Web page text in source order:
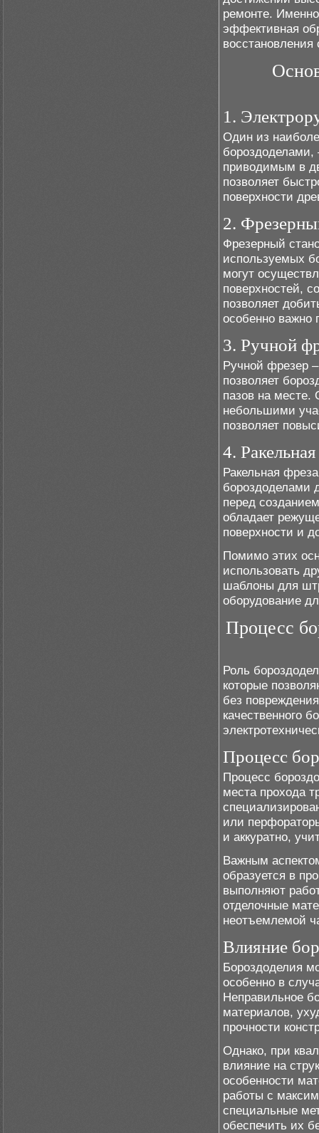
ремонте.
эффективная
1.
Один из
бороздоделами,
приводимым в
позволяет
поверхности
2.
Фрезерный
используемых
могут
поверхностей,
позволяет
особенно
3. Ручной
Ручной фрезер
позволяет
пазов на месте.
небольшими
позволяет
4.
Ракельная
бороздоделами
перед
обладает
поверхности и
Помимо этих
использовать
шаблоны для
оборудование
Процесс
Роль
которые
без
качественного
Процесс
Процесс
места прохода
или
и аккуратно,
Важным
образуется в
выполняют
отделочные
неотъемлемой
Влияние
Бороздоделия
особенно в
Неправильное
материалов,
прочности
Однако, при
влияние на
особенности
работы с
специальные
обеспечить их